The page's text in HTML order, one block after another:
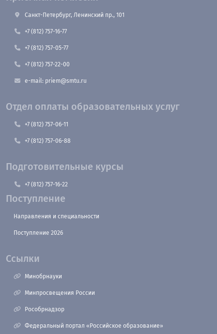
Санкт-Петербург, Ленинский пр., 101
+7 (812) 757-16-77
+7 (812) 757-05-77
+7 (812) 757-22-00
e-mail: priem@smtu.ru
Отдел оплаты образовательных услуг
+7 (812) 757-06-11
+7 (812) 757-06-88
Подготовительные курсы
+7 (812) 757-16-22
Поступление
Направления и специальности
Поступление 2026
Ссылки
Минобрнауки
Минпросвещения России
Рособрнадзор
Федеральный портал «Российское образование»